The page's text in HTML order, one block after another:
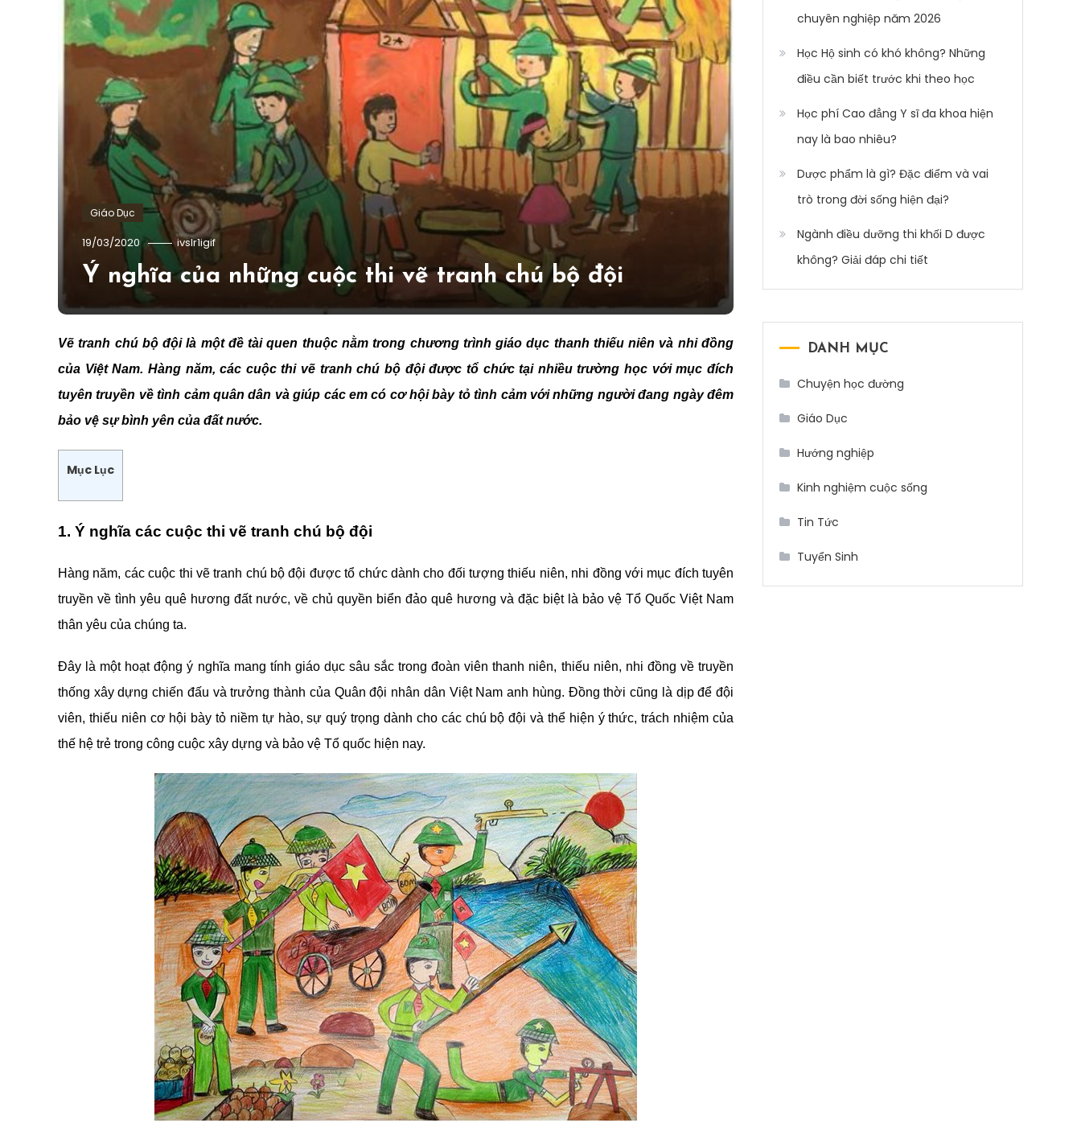
Giáo Dục
19/03/2020 ivslr1igif
Ý nghĩa của những cuộc thi vẽ tranh chú bộ đội
Vẽ tranh chú bộ đội là một đề tài quen thuộc nằm trong chương trình giáo dục thanh thiếu niên và nhi đồng
của Việt Nam. Hàng năm, các cuộc thi vẽ tranh chú bộ đội được tổ chức tại nhiều trường học với mục đích
tuyên truyền về tình cảm quân dân và giúp các em có cơ hội bày tỏ tình cảm với những người đang ngày đêm
bảo vệ sự bình yên của đất nước.
Mục Lục
1. Ý nghĩa các cuộc thi vẽ tranh chú bộ đội
Hàng năm, các cuộc thi vẽ tranh chú bộ đội được tổ chức dành cho đối tượng thiếu niên, nhi đồng với mục đích tuyên
truyền về tình yêu quê hương đất nước, về chủ quyền biển đảo quê hương và đặc biệt là bảo vệ Tổ Quốc Việt Nam
thân yêu của chúng ta.
Đây là một hoạt động ý nghĩa mang tính giáo dục sâu sắc trong đoàn viên thanh niên, thiếu niên, nhi đồng về truyền
thống xây dựng chiến đấu và trưởng thành của Quân đội nhân dân Việt Nam anh hùng. Đồng thời cũng là dịp để đội
viên, thiếu niên cơ hội bày tỏ niềm tự hào, sự quý trọng dành cho các chú bộ đội và thể hiện ý thức, trách nhiệm của
thế hệ trẻ trong công cuộc xây dựng và bảo vệ Tổ quốc hiện nay.
chuyên nghiệp năm 2026
Học Hộ sinh có khó không? Những
điều cần biết trước khi theo học
Học phí Cao đẳng Y sĩ đa khoa hiện
nay là bao nhiêu?
Dược phẩm là gì? Đặc điểm và vai
trò trong đời sống hiện đại?
Ngành điều dưỡng thi khối D được
không? Giải đáp chi tiết
DANH MỤC
Chuyện học đường
Giáo Dục
Hướng nghiệp
Kinh nghiệm cuộc sống
Tin Tức
Tuyển Sinh